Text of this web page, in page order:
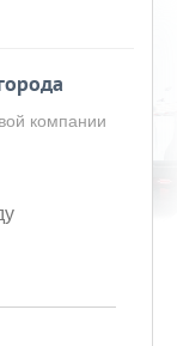
компании